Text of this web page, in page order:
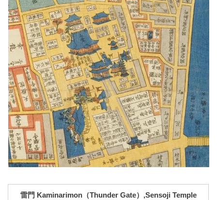
雷門 Kaminarimon（Thunder Gate）,Sensoji Temple